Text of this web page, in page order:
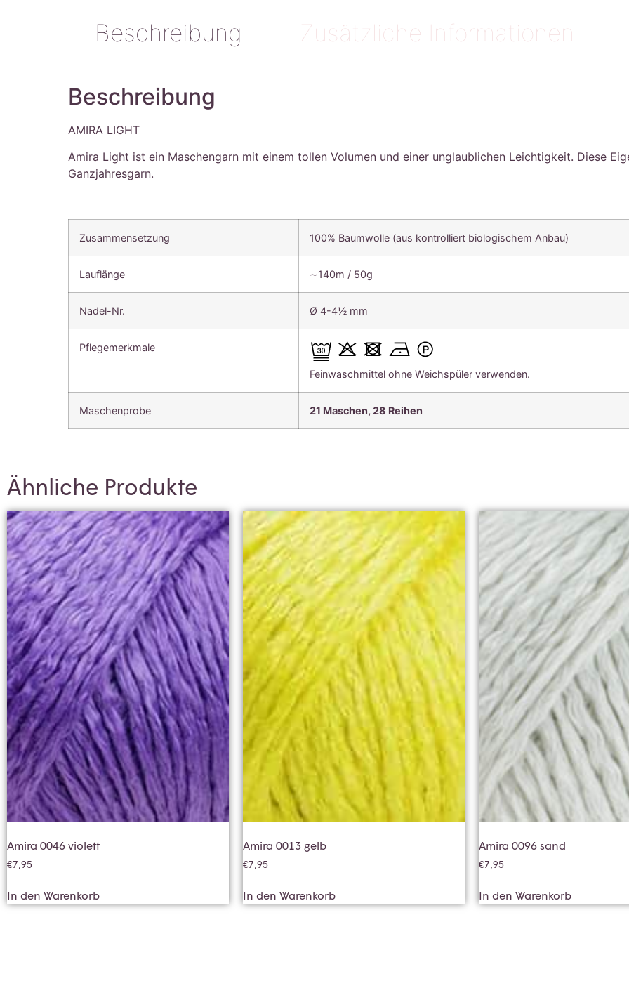
Beschreibung Zusätzliche Informationen
Beschreibung
AMIRA LIGHT
Amira Light ist ein Maschengarn mit einem tollen Volumen und einer unglaublichen Leichtigkeit. Diese
Ganzjahresgarn.
Zusammensetzung 100% Baumwolle (aus kontrolliert biologischem Anbau)
Lauflänge ∼140m / 50g
Nadel-Nr. Ø 4-4½ mm
Pflegemerkmale
Feinwaschmittel ohne Weichspüler verwenden.
Maschenprobe 21 Maschen, 28 Reihen
Ähnliche Produkte
Amira 0046 violett
€7,95
In den Warenkorb
Amira 0013 gelb
€7,95
In den Warenkorb
Amira 0096 sand
€7,95
In den Warenkorb